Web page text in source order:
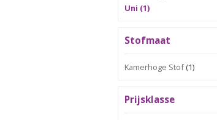
Uni (1)
Stofmaat
Kamerhoge Stof(1)
Prijsklasse